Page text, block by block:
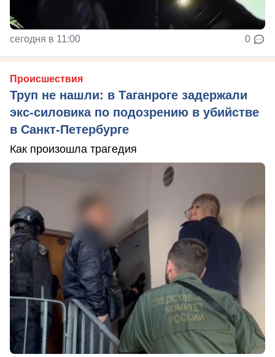
сегодня в 11:00 0
Происшествия
Труп не нашли: в Таганроге задержали
экс-силовика по подозрению в убийстве
в Санкт-Петербурге
Как произошла трагедия